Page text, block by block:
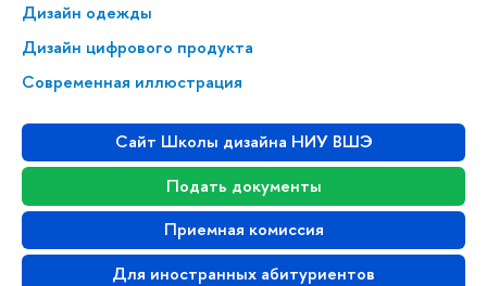
Дизайн одежды
Дизайн цифрового продукта
Современная иллюстрация
Сайт Школы дизайна НИУ ВШЭ
Подать документы
Приемная комиссия
Для иностранных абитуриентов